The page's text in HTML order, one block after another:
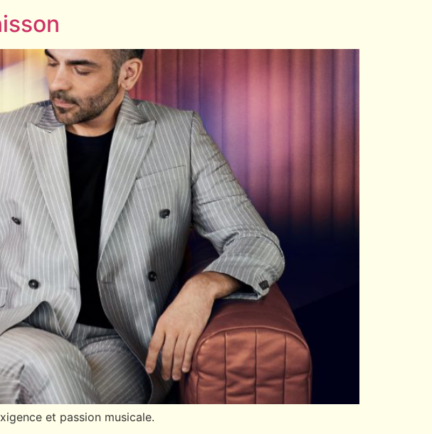
et passion musicale.